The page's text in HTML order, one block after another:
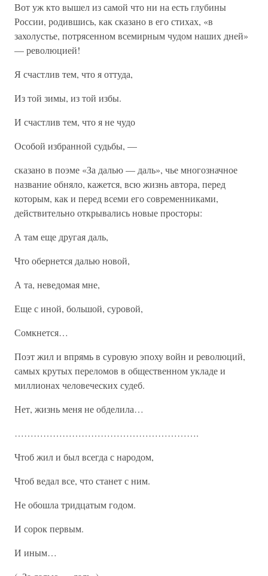
Вот уж кто вышел из самой что ни на есть глубины
России, родившись, как сказано в его стихах, «в
захолустье, потрясенном всемирным чудом наших дней»
— революцией!
Я счастлив тем, что я оттуда,
Из той зимы, из той избы.
И счастлив тем, что я не чудо
Особой избранной судьбы, —
сказано в поэме «За далью — даль», чье многозначное
название обняло, кажется, всю жизнь автора, перед
которым, как и перед всеми его современниками,
действительно открывались новые просторы:
А там еще другая даль,
Что обернется далью новой,
А та, неведомая мне,
Еще с иной, большой, суровой,
Сомкнется…
Поэт жил и впрямь в суровую эпоху войн и революций,
самых крутых переломов в общественном укладе и
миллионах человеческих судеб.
Нет, жизнь меня не обделила…
………………………………………………….
Чтоб жил и был всегда с народом,
Чтоб ведал все, что станет с ним.
Не обошла тридцатым годом.
И сорок первым.
И иным…